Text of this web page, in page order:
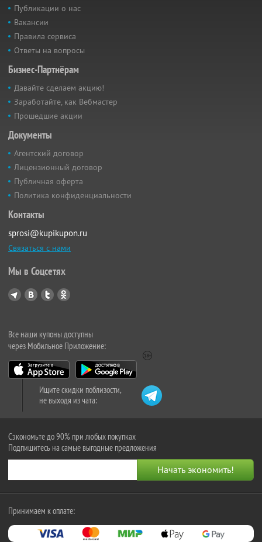
Публикации о нас
Вакансии
Правила сервиса
Ответы на вопросы
Бизнес-Партнёрам
Давайте сделаем акцию!
Заработайте, как Вебмастер
Прошедшие акции
Документы
Агентский договор
Лицензионный договор
Публичная оферта
Политика конфиденциальности
Контакты
sprosi@kupikupon.ru
Связаться с нами
Мы в Соцсетях
Все наши купоны доступны
через Мобильное Приложение:
Ищите скидки поблизости,
не выходя из чата:
Сэкономьте до 90% при любых покупках
Подпишитесь на самые выгодные предложения
Принимаем к оплате: